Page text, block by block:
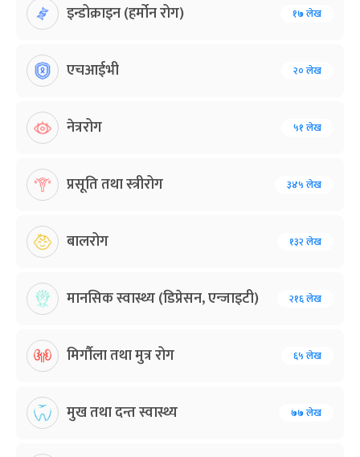
इन्डोक्राइन (हर्मोन रोग) १७ लेख
एचआईभी २० लेख
नेत्ररोग ५१ लेख
प्रसूति तथा स्त्रीरोग ३४५ लेख
बालरोग १३२ लेख
मानसिक स्वास्थ्य (डिप्रेसन, एन्जाइटी) २१६ लेख
मिर्गौला तथा मुत्र रोग ६५ लेख
मुख तथा दन्त स्वास्थ्य ७७ लेख